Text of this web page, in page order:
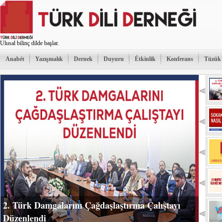
Ulusal bilinç dilde başlar.
Anabét Yazışmalık Dernek Duyuru Étkinlik Konferans Tüzük
2. Türk Damgalarını Çağdaşlaştırma Çalıştayı
Düzenlendi